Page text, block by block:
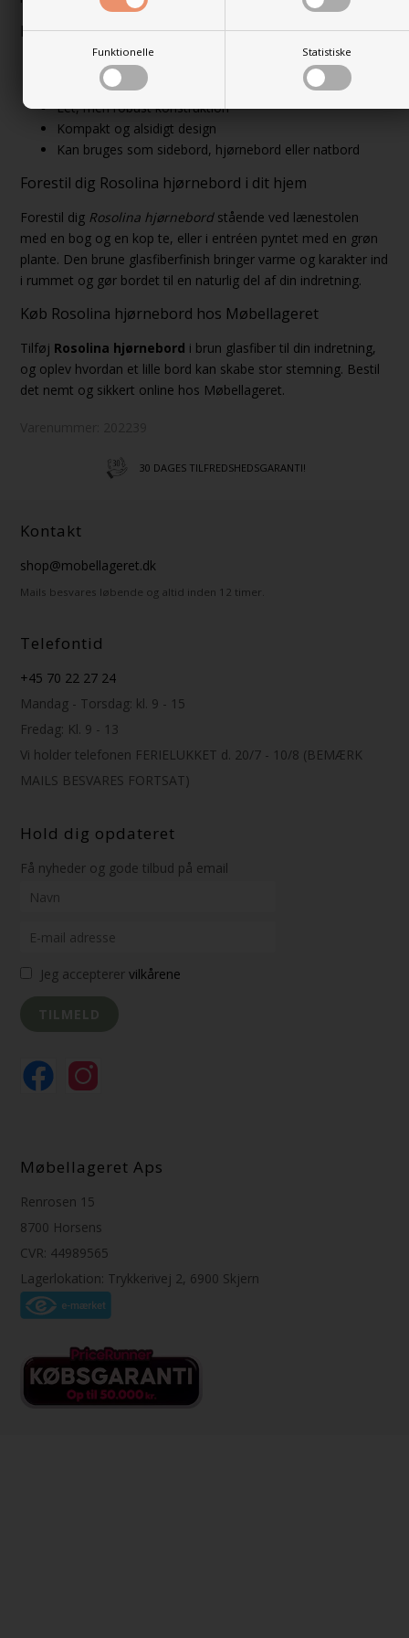
Funktionelle Statistiske
Hurtigt overblik
Rundt hjørnebord i brun glasfiber
Mål: Ø35,5 × H44 cm
Let, men robust konstruktion
Kompakt og alsidigt design
Kan bruges som sidebord, hjørnebord eller natbord
Forestil dig Rosolina hjørnebord i dit hjem
Forestil dig Rosolina hjørnebordstående ved lænestolen
med en bog og en kop te, eller i entréen pyntet med en grøn
plante. Den brune glasfiberfinish bringer varme og karakter ind
i rummet og gør bordet til en naturlig del af din indretning.
Køb Rosolina hjørnebord hos Møbellageret
Tilføj Rosolina hjørnebord i brun glasfiber til din indretning,
og oplev hvordan et lille bord kan skabe stor stemning. Bestil
det nemt og sikkert online hos Møbellageret.
TILFREDSHEDSGARANTI!
Kontakt
shop@mobellageret.dk
Mails besvares løbende og altid inden 12 timer.
Telefontid
+45 70 22 27 24
Mandag - Torsdag: kl. 9 - 15
Fredag: Kl. 9 - 13
Vi holder telefonen FERIELUKKET d. 20/7 - 10/8 (BEMÆRK
MAILS BESVARES FORTSAT)
Hold dig opdateret
Få nyheder og gode tilbud på email
Jeg accepterervilkårene
Møbellageret Aps
Renrosen 15
8700 Horsens
CVR: 44989565
Lagerlokation: Trykkerivej 2, 6900 Skjern